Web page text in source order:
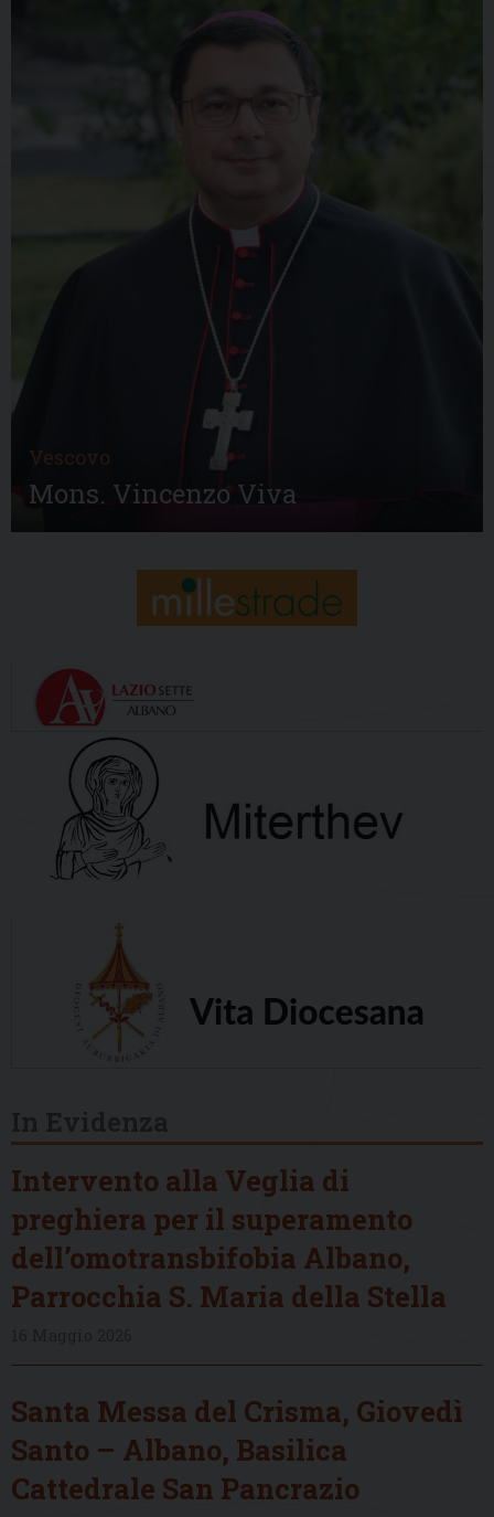
Vescovo
Mons. Vincenzo Viva
Intervento alla Veglia di
preghiera per il superamento
dell’omotransbifobia Albano,
Parrocchia S. Maria della Stella
Santa Messa del Crisma, Giovedì
Santo – Albano, Basilica
Cattedrale San Pancrazio